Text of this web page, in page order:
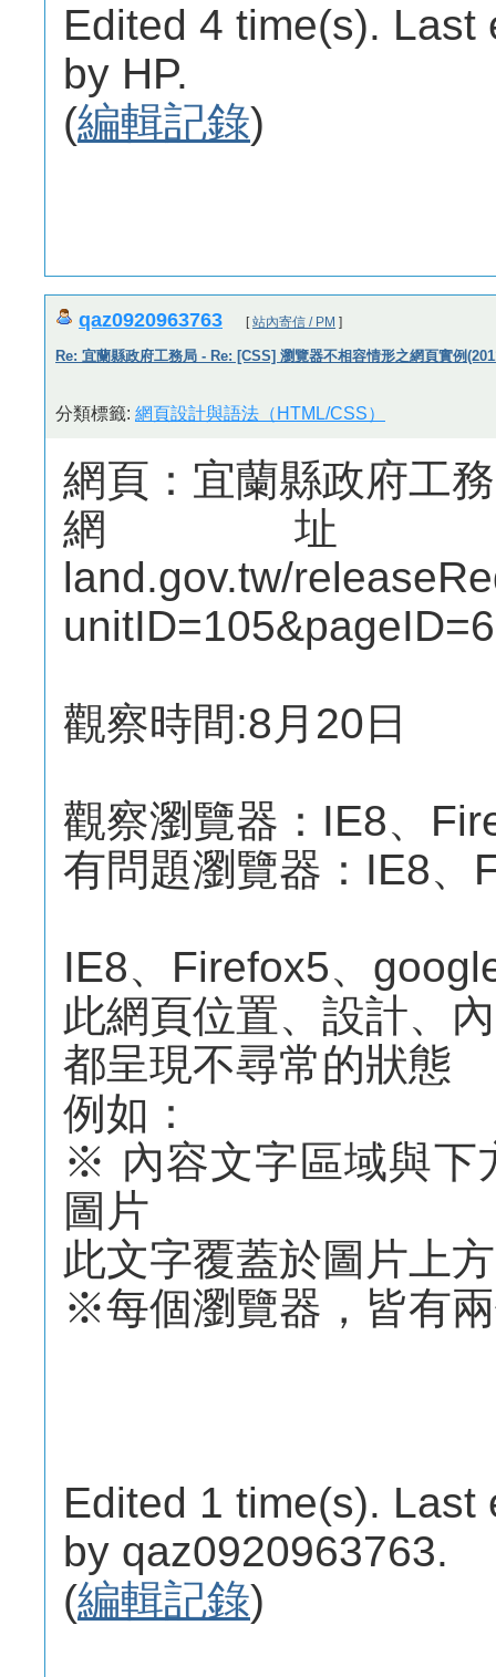
Edited 4 time(s). Last
by HP.
(編輯記錄)
qaz0920963763 [站內寄信 / PM ]
Re: 宜蘭縣政府工務局 - Re: [CSS] 瀏覽器不相容情形之網頁實例
分類標籤: 網頁設計與語法（HTML/CSS）
網頁：宜蘭縣政府工
網址：
land.gov.tw/
觀察時間:8月20日
觀察瀏覽器：IE8、
有問題瀏覽器：IE8、
IE8、Firefox5、
此網頁位置、設計、
都呈現不尋常的狀態
例如：
※ 內容文字區域與下
圖片
此文字覆蓋於圖片上方
※每個瀏覽器，皆有
Edited 1 time(s). Last
by qaz0920963763.
(編輯記錄)